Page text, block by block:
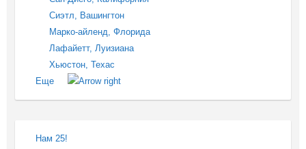
Сиэтл, Вашингтон
Марко-айленд, Флорида
Лафайетт, Луизиана
Хьюстон, Техас
Еще
Нам 25!